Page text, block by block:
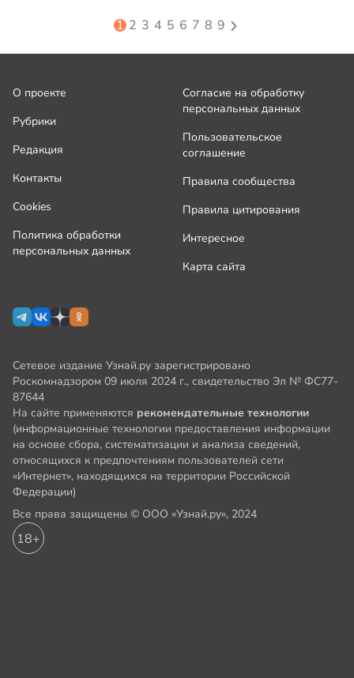
1 2 3 4 5 6 7 8 9
О проекте
Рубрики
Редакция
Контакты
Cookies
Политика обработки
персональных данных
Согласие на обработку
персональных данных
Пользовательское
соглашение
Правила сообщества
Правила цитирования
Интересное
Карта сайта
Сетевое издание Узнай.ру зарегистрировано
Роскомнадзором 09 июля 2024 г., свидетельство Эл № ФС77-
87644
На сайте применяются рекомендательные технологии
(информационные технологии предоставления информации
на основе сбора, систематизации и анализа сведений,
относящихся к предпочтениям пользователей сети
«Интернет», находящихся на территории Российской
Федерации)
Все права защищены © ООО «Узнай.ру», 2024
18+